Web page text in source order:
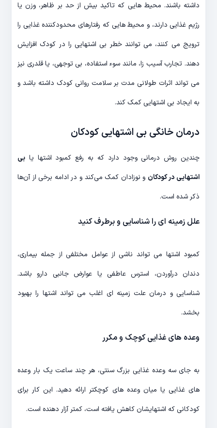
داشته باشند. محیط هایی که تاکید بیش از حد بر ظاهر، وزن یا
رژیم غذایی دارند، و محیط هایی که رفتارهای محدودکننده غذایی را
ترویج می کنند، می توانند خطر بی اشتهایی را در کودک افزایش
دهند. تجارب آسیب زا، مانند سوء استفاده، بی توجهی، یا قلدری نیز
می تواند اثرات طولانی مدت بر سلامت روانی کودک داشته باشد و
به ایجاد بی اشتهایی کمک کند.
درمان خانگی بی اشتهایی کودکان
چندین روش درمانی وجود دارد که به رفع کمبود اشتها یا بی
اشتهایی در کودکان و نوزادان کمک می‌کند و در ادامه برخی از آن‌ها
ذکر شده است.
علل زمینه ای را شناسایی و برطرف کنید
کمبود اشتها می تواند ناشی از عوامل مختلفی از جمله بیماری،
دندان درآوردن، استرس عاطفی یا عوارض جانبی دارو باشد.
شناسایی و درمان علت زمینه ای اغلب می تواند اشتها را بهبود
بخشد.
وعده های غذایی کوچک و مکرر
به جای سه وعده غذایی بزرگ سنتی، هر چند ساعت یک بار وعده
های غذایی یا میان وعده های کوچکتر ارائه دهید. این کار برای
کودکانی که اشتهایشان کاهش یافته است، کمتر آزار دهنده است.